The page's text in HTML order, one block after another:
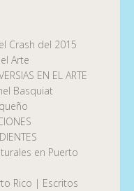
Crash del 2015
Arte
EN EL ARTE
Basquiat
en Puerto
Rico | Escritos